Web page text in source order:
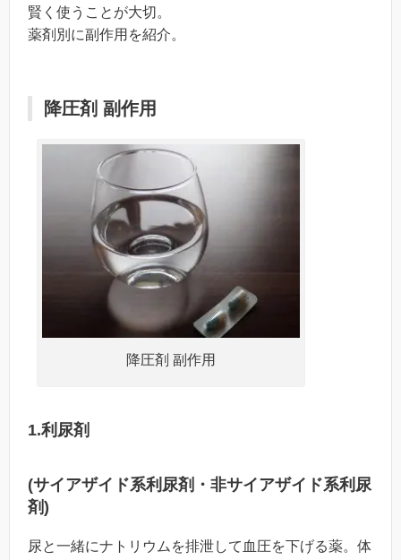
賢く使うことが大切。
薬剤別に副作用を紹介。
降圧剤 副作用
降圧剤 副作用
1.利尿剤
(サイアザイド系利尿剤・非サイアザイド系利尿
剤)
尿と一緒にナトリウムを排泄して血圧を下げる薬。体